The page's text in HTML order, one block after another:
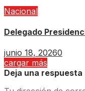
Nacional
Delegado
junio 18, 20260
cargar más
Deja una respuesta